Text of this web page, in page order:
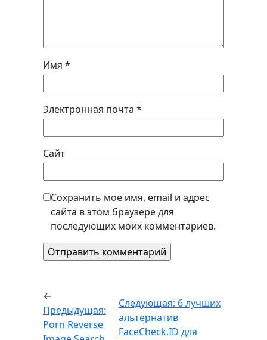
Имя *
Электронная почта *
Сайт
Сохранить моё имя, email и адрес
сайта в этом браузере для
последующих моих комментариев.
←
Предыдущая:
Porn Reverse
Следующая: 6 лучших
альтернатив
FaceCheck.ID для